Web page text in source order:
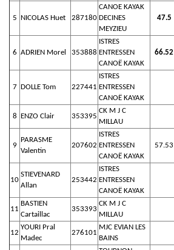
5 NICOLAS Huet 287180
CANOE KAYAK
DECINES
MEYZIEU
47.5
6 ADRIEN Morel 353888
ISTRES
ENTRESSEN
CANOË KAYAK
66.52
7 DOLLE Tom 227441
ISTRES
ENTRESSEN
CANOË KAYAK
8 ENZO Clair 353395
CK M J C
MILLAU
9
PARASME
Valentin
207602
ISTRES
ENTRESSEN
CANOË KAYAK
57.53
10
STIEVENARD
Allan
253442
ISTRES
ENTRESSEN
CANOË KAYAK
11
BASTIEN
Cartaillac
353393
CK M J C
MILLAU
12
YOURI Pral
Madec
276101
MJC EVIAN LES
BAINS